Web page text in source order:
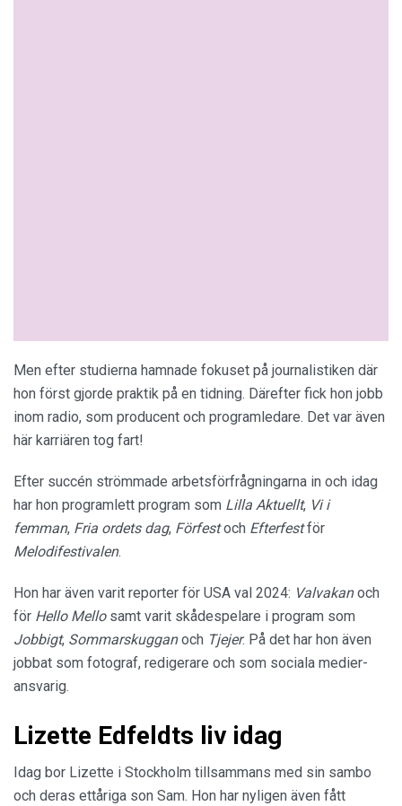
Men efter studierna hamnade fokuset på journalistiken där
hon först gjorde praktik på en tidning. Därefter fick hon jobb
inom radio, som producent och programledare. Det var även
här karriären tog fart!
Efter succén strömmade arbetsförfrågningarna in och idag
har hon programlett program som Lilla Aktuellt, Vi i
femman, Fria ordets dag, Förfestoch Efterfestför
Melodifestivalen.
Hon har även varit reporter för USA val 2024: Valvakanoch
för Hello Mello samt varit skådespelare i program som
Jobbigt, Sommarskugganoch Tjejer. På det har hon även
jobbat som fotograf, redigerare och som sociala medier-
ansvarig.
Lizette Edfeldts liv idag
Idag bor Lizette i Stockholm tillsammans med sin sambo
och deras ettåriga son Sam. Hon har nyligen även fått